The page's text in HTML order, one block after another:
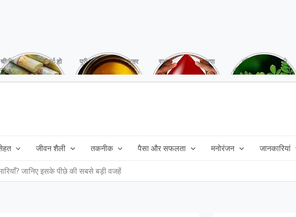
चीनी को कर दें ना, वर्ना हो
सकता है बहुत बड़ा नुक्सान
पूरी बनाने के बाद, अक्सर
तेल बच जाता है,ऐसे में
रक्तदान है ‘महादान’ क्या
आपने करवाया, स्वस्थ
गर्मियों में मिलने वाले
drumstick गुणों की खान
जीवन शैली तकनीक पैसा और सफलता मनोरंजन जानकारियां
जानिए इसके पीछे की सबसे बड़ी वजहें